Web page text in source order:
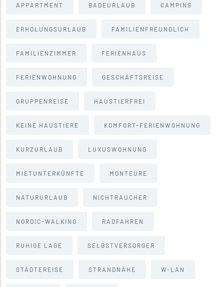
APPARTMENT BADEURLAUB CAMPING
ERHOLUNGSURLAUB FAMILIENFREUNDLICH
FAMILIENZIMMER FERIENHAUS
FERIENWOHNUNG GESCHÄFTSREISE
GRUPPENREISE HAUSTIERFREI
KEINE HAUSTIERE KOMFORT-FERIENWOHNUNG
KURZURLAUB LUXUSWOHNUNG
MIETUNTERKÜNFTE MONTEURE
NATURURLAUB NICHTRAUCHER
NORDIC-WALKING RADFAHREN
RUHIGE LAGE SELBSTVERSORGER
STÄDTEREISE STRANDNÄHE W-LAN